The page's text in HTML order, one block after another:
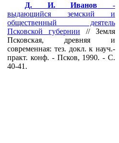
Д. И. Иванов -
выдающийся земский и
общественный деятель
Псковской губернии // Земля
Псковская, древняя и
современная: тез. докл. к науч.-
практ. конф. - Псков, 1990. - С.
40-41.